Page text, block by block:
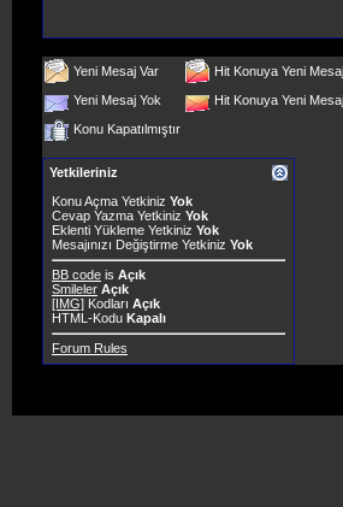
Yeni Mesaj Var
Hit Konuya Yeni Mesaj
Yeni Mesaj Yok
Hit Konuya Yeni
Konu Kapatılmıştır
Yetkileriniz
Konu Açma Yetkiniz Yok
Cevap Yazma Yetkiniz Yok
Eklenti Yükleme Yetkiniz Yok
Mesajınızı Değiştirme Yetkiniz Yok
BB code is Açık
Smileler Açık
[IMG] Kodları Açık
HTML-Kodu Kapalı
Forum Rules